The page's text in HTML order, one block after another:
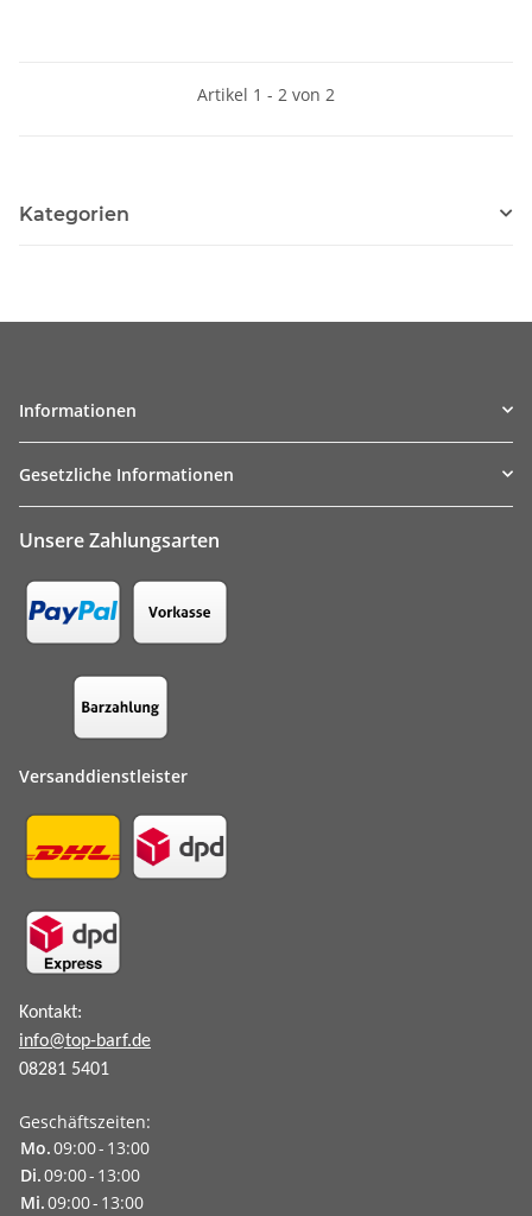
Artikel 1 - 2 von 2
Kategorien
Informationen
Gesetzliche Informationen
Unsere Zahlungsarten
Versanddienstleister
Kontakt:
info@top-barf.de
08281 5401
Geschäftszeiten:
Mo.09:00- 13:00
Di.09:00- 13:00
Mi.09:00- 13:00